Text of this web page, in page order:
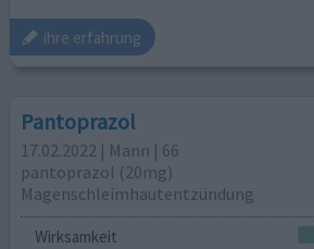
ihre erfahrung
Pantoprazol
17.02.2022 | Mann | 66
pantoprazol (20mg)
Magenschleimhautentzündung
Wirksamkeit